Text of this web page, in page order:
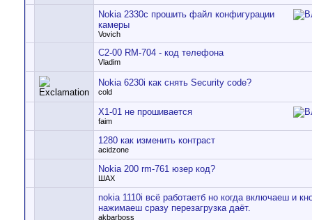
Nokia 2330c прошить файл конфигурации
камеры
Vovich
C2-00 RM-704 - код телефона
Vladim
Nokia 6230i как снять Security code?
cold
X1-01 не прошивается
faim
1280 как изменить контраст
acidzone
Nokia 200 rm-761 юзер код?
ШАХ
nokia 1110i всё работаетб но когда включаеш и
нажимаеш сразу перезагрузка даёт.
akbarboss